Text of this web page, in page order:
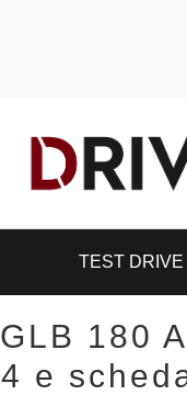
TEST DRIVE
180
e